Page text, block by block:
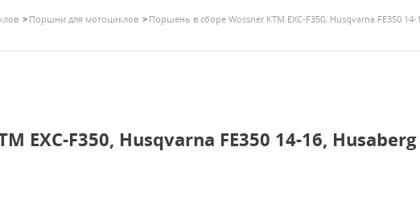
Поршни для мотоциклов
Поршень в сборе Wossner KTM EXC-F350, Husqvarna FE350 14-
EXC-F350, Husqvarna FE350 14-16, Husaberg